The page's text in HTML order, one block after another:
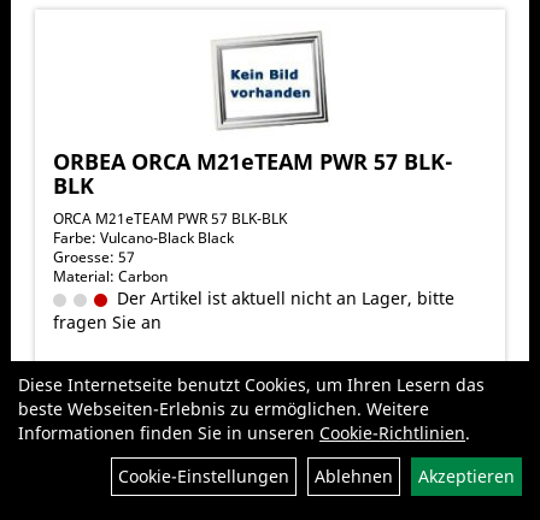
Filter
ORBEA ORCA M21eTEAM PWR 57 BLK-
BLK
ORCA M21eTEAM PWR 57 BLK-BLK
Farbe: Vulcano-Black Black
Groesse: 57
Material: Carbon
Der Artikel ist aktuell nicht an Lager, bitte
fragen Sie an
6.399,00 CHF
pro Stück (inkl. MwSt. zzgl.Versandkosten für Grossartikel
Varianten verfügbar
Diese Internetseite benutzt Cookies, um Ihren Lesern das
beste Webseiten-Erlebnis zu ermöglichen. Weitere
Informationen finden Sie in unseren Cookie-Richtlinien.
Cookie-Einstellungen
Ablehnen Akzeptieren